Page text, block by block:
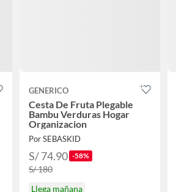
GENERICO
Cesta De Fruta Plegable
Bambu Verduras Hogar
Organizacion
Por SEBASKID
S/ 74.90 -58%
S/ 180
Llega mañana